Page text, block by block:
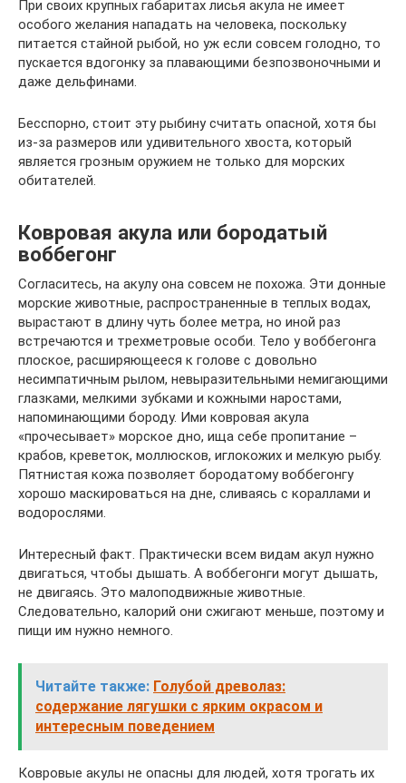
При своих крупных габаритах лисья акула не имеет
особого желания нападать на человека, поскольку
питается стайной рыбой, но уж если совсем голодно, то
пускается вдогонку за плавающими безпозвоночными и
даже дельфинами.
Бесспорно, стоит эту рыбину считать опасной, хотя бы
из-за размеров или удивительного хвоста, который
является грозным оружием не только для морских
обитателей.
Ковровая акула или бородатый
воббегонг
Согласитесь, на акулу она совсем не похожа. Эти донные
морские животные, распространенные в теплых водах,
вырастают в длину чуть более метра, но иной раз
встречаются и трехметровые особи. Тело у воббегонга
плоское, расширяющееся к голове с довольно
несимпатичным рылом, невыразительными немигающими
глазками, мелкими зубками и кожными наростами,
напоминающими бороду. Ими ковровая акула
«прочесывает» морское дно, ища себе пропитание –
крабов, креветок, моллюсков, иглокожих и мелкую рыбу.
Пятнистая кожа позволяет бородатому воббегонгу
хорошо маскироваться на дне, сливаясь с кораллами и
водорослями.
Интересный факт. Практически всем видам акул нужно
двигаться, чтобы дышать. А воббегонги могут дышать,
не двигаясь. Это малоподвижные животные.
Следовательно, калорий они сжигают меньше, поэтому и
пищи им нужно немного.
Читайте также: Голубой древолаз:
содержание лягушки с ярким окрасом и
интересным поведением
Ковровые акулы не опасны для людей, хотя трогать их